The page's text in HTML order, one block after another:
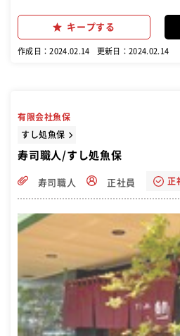
キープする
作成日：2024.02.14 更新日：2024.02.14
有限会社魚保
すし処魚保
寿司職人/すし処魚保
寿司職人 正社員 正